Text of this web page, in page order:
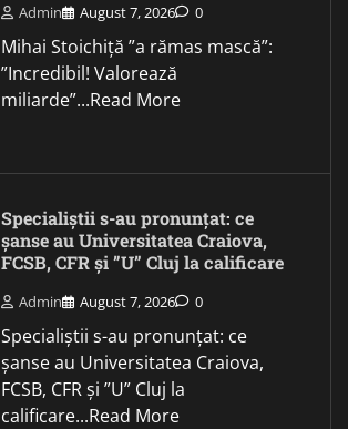
Admin August 7, 2026 0
Mihai Stoichiță ”a rămas mască”:
”Incredibil! Valorează
miliarde”...Read More
Specialiștii s-au pronunțat: ce
șanse au Universitatea Craiova,
FCSB, CFR și ”U” Cluj la calificare
Admin August 7, 2026 0
Specialiștii s-au pronunțat: ce
șanse au Universitatea Craiova,
FCSB, CFR și ”U” Cluj la
calificare...Read More